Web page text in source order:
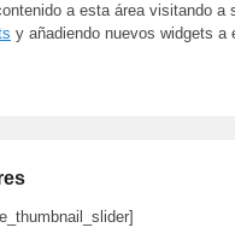
a esta área visitando a
y añadiendo nuevos widgets a